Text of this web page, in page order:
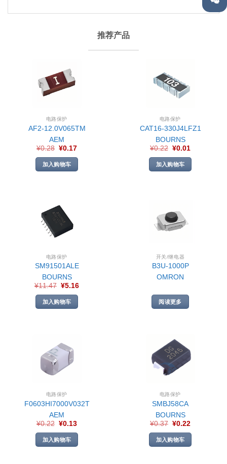
推荐产品
电路保护
AF2-12.0V065TM
AEM
¥0.28 ¥0.17
加入购物车
电路保护
CAT16-330J4LFZ1
BOURNS
¥0.22 ¥0.01
加入购物车
电路保护
SM91501ALE
BOURNS
¥11.47 ¥5.16
加入购物车
开关/继电器
B3U-1000P
OMRON
阅读更多
电路保护
F0603HI7000V032T
AEM
¥0.22 ¥0.13
加入购物车
电路保护
SMBJ58CA
BOURNS
¥0.37 ¥0.22
加入购物车